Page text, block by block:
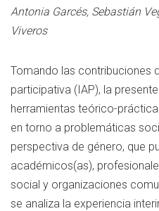
Antonia Garcés, Sebastián
Viveros
Tomando las contribuciones
participativa (IAP), la
herramientas teórico-
en torno a problemáticas
perspectiva de género, que
académicos(as),
social y organizaciones
se analiza la experiencia